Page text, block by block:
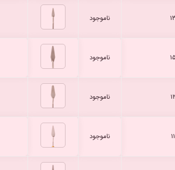
ناموجود
ناموجود
ناموجود
ناموجود